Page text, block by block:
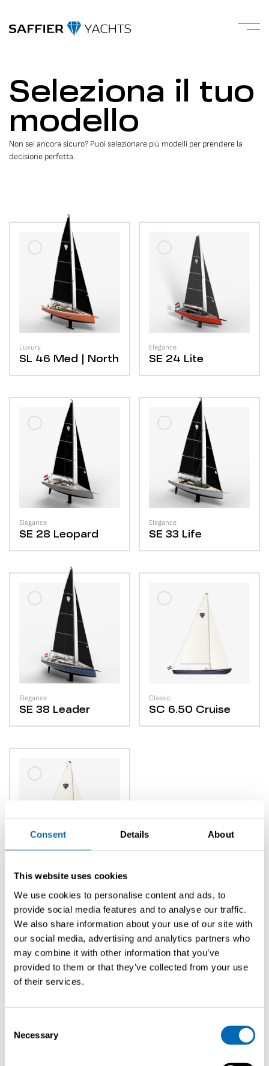
Consent Details About
This website uses cookies
We use cookies to personalise content and ads, to
provide social media features and to analyse our traffic.
We also share information about your use of our site with
our social media, advertising and analytics partners who
may combine it with other information that you’ve
provided to them or that they’ve collected from your use
of their services.
Selection
Necessary
Seleziona il tuo
modello
Non sei ancora sicuro? Puoi selezionare più modelli per prendere la
decisione perfetta.
Luxury
SL 46 Med | North
Elegance
SE 24 Lite
Elegance
SE 28 Leopard
Elegance
SE 33 Life
Elegance
SE 38 Leader
Classic
SC 6.50 Cruise
Classic
Inserire le informazioni
Compilate il modulo sottostante per ottenere le